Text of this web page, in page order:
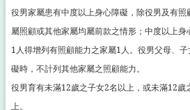
預
防
注
射
苗
接
役男家屬患有中度以上身心障礙，除役男及有
屬照顧或其他家屬均屬前款之情形；中度以上
1人得增列有照顧能力之家屬1人。役男父母、
礙時，不計列其他家屬之照顧能力。
役男育有未滿12歲之子女2名以上，或未滿12歲
上。